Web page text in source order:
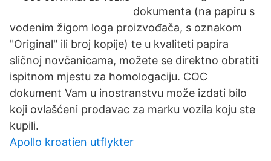
dokumenta (na papiru s
vodenim žigom loga proizvođača, s oznakom
"Original" ili broj kopije) te u kvaliteti papira
sličnoj novčanicama, možete se direktno obratiti
ispitnom mjestu za homologaciju. COC
dokument Vam u inostranstvu može izdati bilo
koji ovlašćeni prodavac za marku vozila koju ste
kupili.
Apollo kroatien utflykter